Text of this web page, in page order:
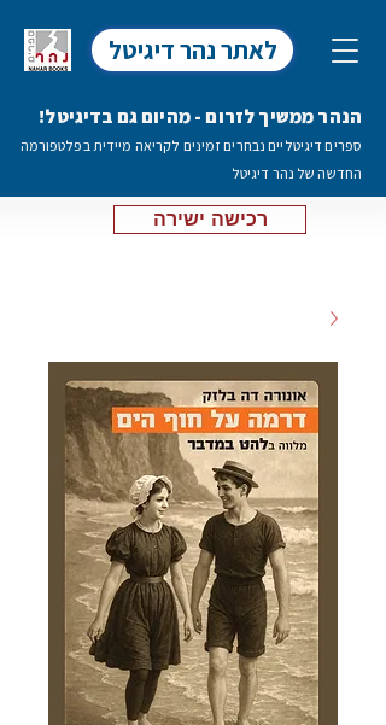
לאתר נהר דיגיטל
הנהר ממשיך לזרום - מהיום גם בדיגיטל!
ספרים דיגיטליים נבחרים זמינים לקריאה מיידית בפלטפורמה
החדשה של נהר דיגיטל
רכישה ישירה